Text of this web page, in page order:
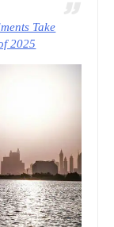
Take
2025